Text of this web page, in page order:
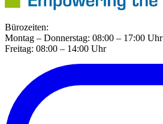
Bürozeiten:
Montag – Donnerstag: 08:00 – 17:00 Uhr
Freitag: 08:00 – 14:00 Uhr